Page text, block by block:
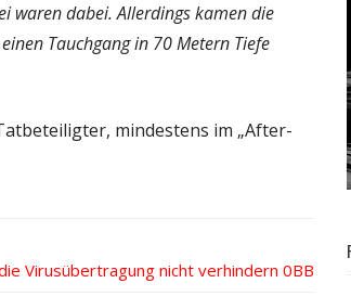
waren dabei. Allerdings kamen die
Tauchgang in 70 Metern Tiefe
mindestens im „After-
Virusübertragung nicht verhindern